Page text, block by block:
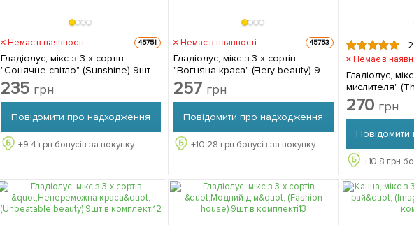
Немає в наявності 45751
Гладіолус, мікс з 3-х сортів
"Сонячне світло" (Sunshine) 9шт в
комплекті
235 грн
Повідомити про надходження
+9.4 грн бонусів за покупку
Немає в наявності 45753
Гладіолус, мікс з 3-х сортів
"Вогняна краса" (Fiery beauty) 9шт
в комплекті
257 грн
Повідомити про надходження
+10.28 грн бонусів за покупку
2
Немає в
Гладіолус,
мислителя"
комплекті
270 грн
+10.8 грн